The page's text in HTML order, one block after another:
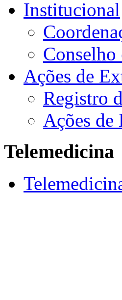
Institucional
Conselho
Ações de
Registro
Ações de
Telemedicina